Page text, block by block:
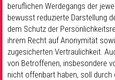
beruflichen Werdegangs der
bewusst reduzierte Darstellung
dem Schutz der
ihrem Recht auf Anonymität
zugesicherten Vertraulichkeit.
von Betroffenen, insbesondere
nicht offenbart haben, soll durch